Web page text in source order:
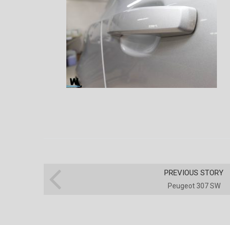
PREVIOUS STORY
Peugeot 307 SW